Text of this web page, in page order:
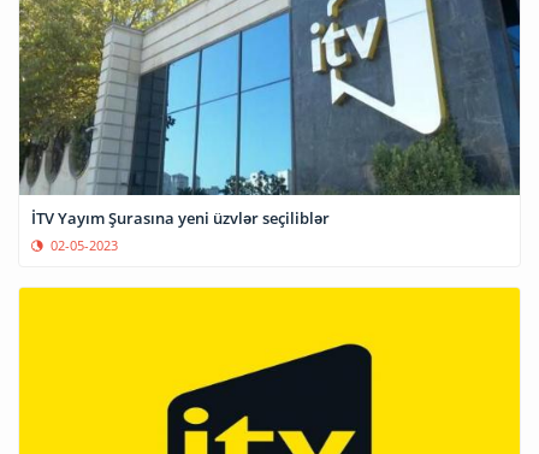
İTV Yayım Şurasına yeni üzvlər seçiliblər
02-05-2023